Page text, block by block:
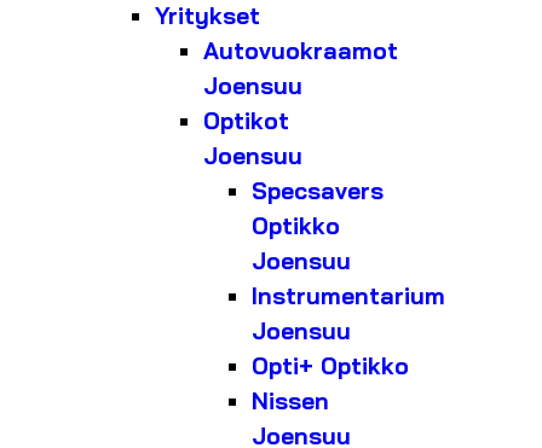
Yritykset
Autovuokraamot
Joensuu
Optikot
Joensuu
Specsavers
Optikko
Joensuu
Instrumentarium
Joensuu
Opti+ Optikko
Nissen
Joensuu